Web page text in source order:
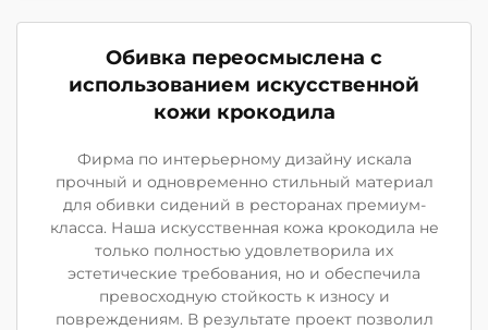
Обивка переосмыслена с
использованием искусственной
кожи крокодила
Фирма по интерьерному дизайну искала
прочный и одновременно стильный материал
для обивки сидений в ресторанах премиум-
класса. Наша искусственная кожа крокодила не
только полностью удовлетворила их
эстетические требования, но и обеспечила
превосходную стойкость к износу и
повреждениям. В результате проект позволил